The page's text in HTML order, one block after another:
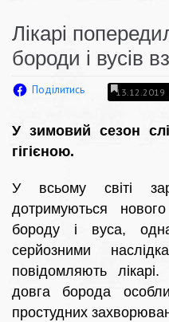
Лікарі
бороди і вусів
Поділитись 13.12.2019
У зимовий сезон
гігієною.
У всьому світі
дотримуються
бороду і вуса,
серйозними
повідомляють
довга борода
простудних